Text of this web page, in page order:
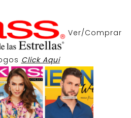
Ver/Comprar
Click Aqui